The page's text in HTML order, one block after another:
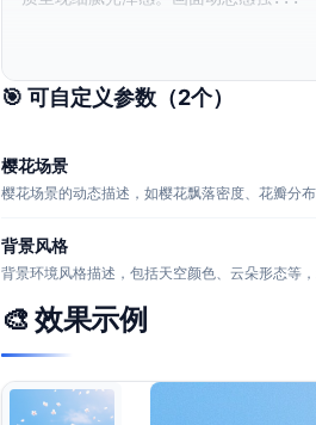
🎯 可自定义参数（2个）
樱花场景
樱花场景的动态描述，如樱花飘落密度、花瓣分
背景风格
背景环境风格描述，包括天空颜色、云朵形态等
🎨 效果示例